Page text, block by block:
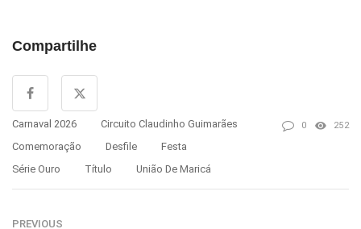
Compartilhe
Carnaval 2026
Circuito Claudinho Guimarães
Comemoração
Desfile
Festa
Série Ouro
Título União De Maricá
0 252
PREVIOUS